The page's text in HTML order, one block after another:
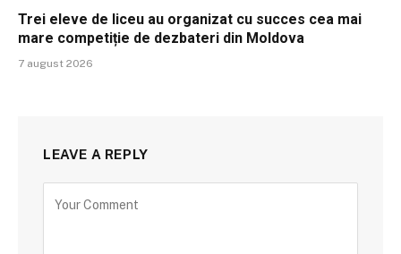
Trei eleve de liceu au organizat cu succes cea mai
mare competiție de dezbateri din Moldova
7 august 2026
LEAVE A REPLY